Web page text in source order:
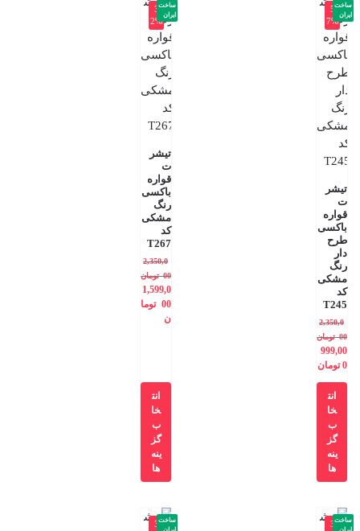
-5
7%
تیشر
ت
قواره
باکسی
طرح
دار
رنگ
مشکی
کد
T245
2,350,0
00 تومان
999,00
0 تومان
ساخت
ایران
انت
خا
ب
گز
ینه
ها
-3
2%
تیشر
ت
قواره
باکسی
رنگ
مشکی
کد
T267
2,350,0
00 تومان
1,599,0
00 توما
ن
ساخت
ایران
انت
خا
ب
گز
ینه
ها
-3ساخت
-3ساخت